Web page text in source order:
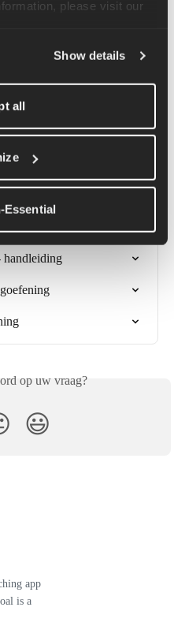
Show details
all
Essential
begin je dit eerst vanuit een
handleiding
op uw vraag?
😃
app
is a